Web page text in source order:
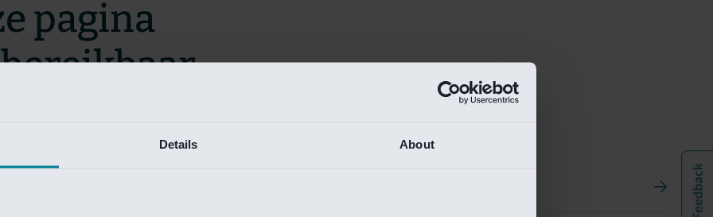
Details About
pagina
zo snel mogelijk te verhelpen.
te krijgen.